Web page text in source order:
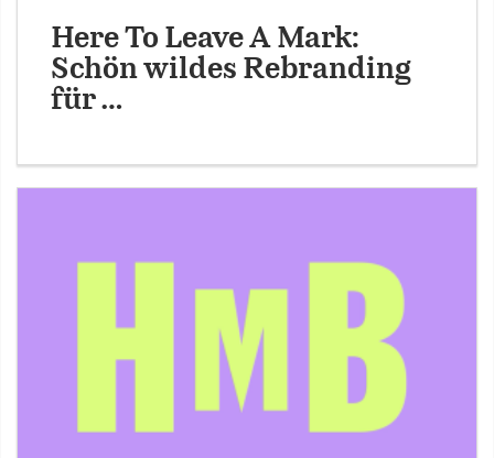
Here To Leave A Mark:
Schön wildes Rebranding
für …